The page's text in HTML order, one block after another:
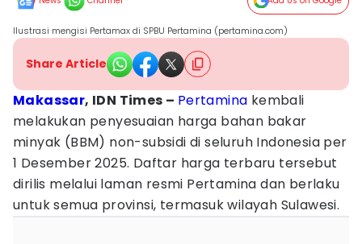
Ilustrasi mengisi Pertamax di SPBU Pertamina (pertamina.com)
Share Article
Makassar, IDN Times – Pertamina kembali
melakukan penyesuaian harga bahan bakar
minyak (BBM) non-subsidi di seluruh Indonesia per
1 Desember 2025. Daftar harga terbaru tersebut
dirilis melalui laman resmi Pertamina dan berlaku
untuk semua provinsi, termasuk wilayah Sulawesi.